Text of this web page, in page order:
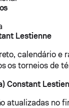
Lestienne
calendário e
os torneios de
Constant
atualizadas no